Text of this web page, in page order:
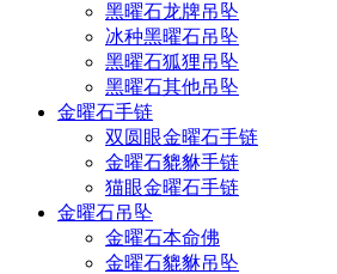
黑曜石龙牌吊坠
冰种黑曜石吊坠
黑曜石狐狸吊坠
黑曜石其他吊坠
金曜石手链
双圆眼金曜石手链
金曜石貔貅手链
猫眼金曜石手链
金曜石吊坠
金曜石本命佛
金曜石貔貅吊坠